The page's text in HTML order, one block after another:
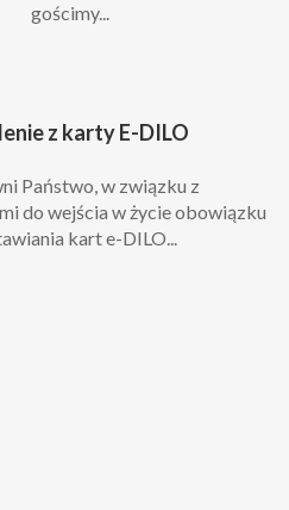
gościmy...
z karty E-DILO
Państwo, w związku z
do wejścia w życie obowiązku
kart e-DILO...